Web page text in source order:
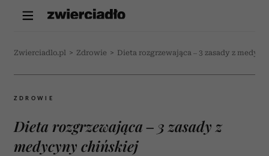
Zwierciadlo.pl > Zdrowie > Dieta rozgrzewająca – 3 zasady z
ZDROWIE
Dieta rozgrzewająca – 3 zasady z
medycyny chińskiej